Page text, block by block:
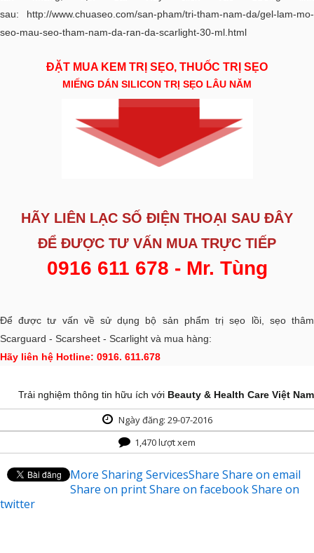
sau:
http://www.chuaseo.com/san-pham/tri-tham-nam-da/gel-lam-mo-
seo-mau-seo-tham-nam-da-ran-da-scarlight-30-ml.html
ĐẶT MUA KEM TRỊ SẸO, THUỐC TRỊ SẸO
MIẾNG DÁN SILICON TRỊ SẸO LÂU NĂM
HÃY LIÊN LẠC SỐ ĐIỆN THOẠI SAU ĐÂY
ĐỂ ĐƯỢC TƯ VẤN MUA TRỰC TIẾP
0916 611 678 - Mr. Tùng
Để được tư vấn về sử dụng bộ sản phẩm trị sẹo lồi, sẹo thâm
Scarguard - Scarsheet - Scarlight và mua hàng:
Hãy liên hệ Hotline: 0916. 611.678
Trải nghiệm thông tin hữu ích với Beauty & Health Care Việt Nam
Ngày đăng: 29-07-2016
1,470 lượt xem
More Sharing ServicesShare Share on email
Share on printShare on facebookShare on
twitter